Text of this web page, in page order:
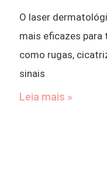
O laser
mais eficazes para
como rugas,
sinais
Leia mais »